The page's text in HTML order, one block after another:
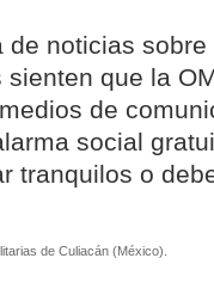
de noticias
sienten que la
de
social
tranquilos o
de Culiacán (México).